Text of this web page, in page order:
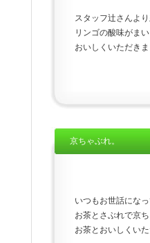
スタッフ辻さんより
リンゴの酸味がま
おいしくいただきま
京ちゃぶれ。
いつもお世話にな
お茶とさぶれで京
お茶とおいしくい